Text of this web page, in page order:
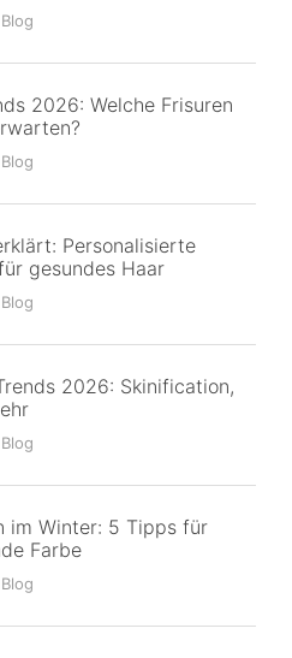
2026: Welche Frisuren
Personalisierte
gesundes Haar
2026: Skinification,
im Winter: 5 Tipps für
Farbe